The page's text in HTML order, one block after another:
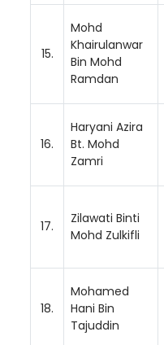
15.
Mohd
Khairulanwar
Bin Mohd
Ramdan
16.
Haryani Azira
Bt. Mohd
Zamri
17.
Zilawati Binti
Mohd Zulkifli
18.
Mohamed
Hani Bin
Tajuddin